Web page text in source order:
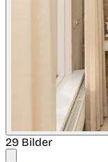
29 Bilder